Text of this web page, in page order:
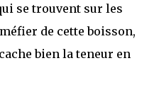
se trouvent sur les
de cette boisson,
bien la teneur en